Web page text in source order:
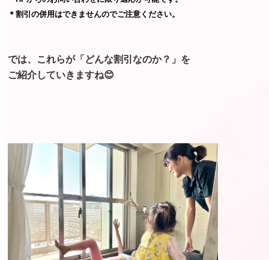
＊割引の併用はできませんのでご注意ください。
では、 これらが「どんな割引なのか？」を
ご紹介していきますね😊